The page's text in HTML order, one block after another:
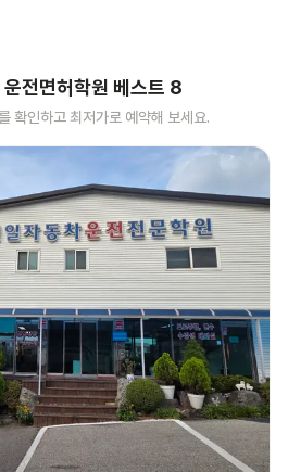
운전면허학원 베스트 8
확인하고 최저가로 예약해 보세요.